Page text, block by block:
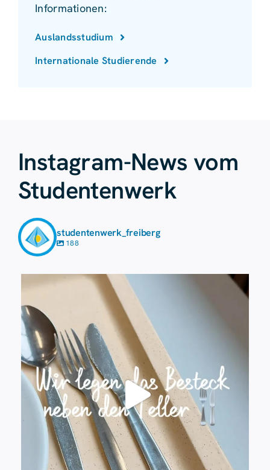
Informationen:
Auslandsstudium
Internationale Studierende
Instagram-News vom
Studentenwerk
studentenwerk_freiberg
188
Juli 23
224